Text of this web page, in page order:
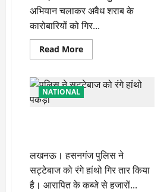
अभियान चलाकर अवैध शराब के
कारोबारियों को गिर...
Read MoreRead
more
चलाकर
पुलिस
ने
गिर
तार
किया
NATIONAL
लखनऊ। हसनगंज पुलिस ने
सट्टेबाज को रंगे हांथो गिर तार किया
है। आरापित के कब्जे से हजारों...